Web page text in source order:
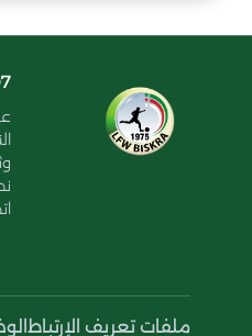
ملفات تعريف الإرتباط